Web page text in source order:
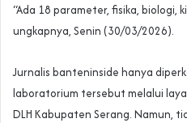
“Ada 18 parameter, fisika, biologi,
ungkapnya, Senin (30/03/2026).
Jurnalis banteninside hanya
laboratorium tersebut melalui
DLH Kabupaten Serang. Namun,